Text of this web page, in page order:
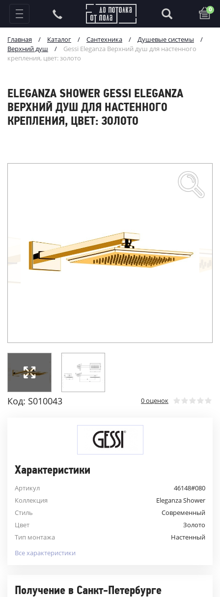
0
Главная / Каталог / Сантехника / Душевые системы
/
Верхний душ
/
Gessi Eleganza Верхний душ для настенного
крепления, цвет: золото
ELEGANZA SHOWER GESSI ELEGANZA
ВЕРХНИЙ ДУШ ДЛЯ НАСТЕННОГО
КРЕПЛЕНИЯ, ЦВЕТ: ЗОЛОТО
Код: S010043 0 оценок
Характеристики
Артикул
46148#080
Коллекция
Eleganza Shower
Стиль
Современный
Цвет
Золото
Тип монтажа
Настенный
Все характеристики
Получение в Санкт-Петербурге